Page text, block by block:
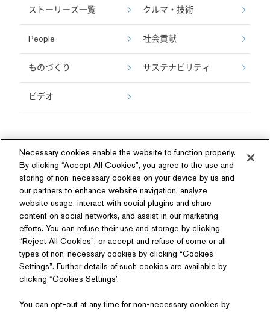
ストーリーズ一覧 クルマ・技術
People 社会貢献
ものづくり サステナビリティ
ビデオ
ソーシャルメディア
関連サイト
Necessary cookies enable the website to function properly.
By clicking “Accept All Cookies”, you agree to the use and
storing of non-necessary cookies on your device by us and
our partners to enhance website navigation, analyze
website usage, interact with social plugins and share
content on social networks, and assist in our marketing
efforts. You can refuse their use and storage by clicking
“Reject All Cookies”, or accept and refuse of some or all
types of non-necessary cookies by clicking “Cookies
Settings”. Further details of such cookies are available by
clicking “Cookies Settings’.
You can opt-out at any time for non-necessary cookies by